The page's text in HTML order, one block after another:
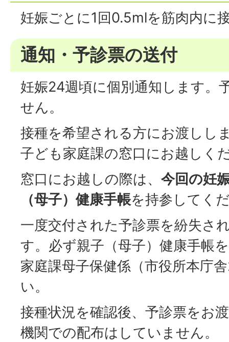
妊娠ごとに1回0.5mlを筋肉内に
通知・予診票の送付
妊娠24週頃に個別通知します。
せん。
接種を希望される方にお渡しし
子ども家庭課の窓口にお越しく
窓口にお越しの際は、 今回の妊
（母子）健康手帳を持参してく
一度交付された予診票を紛失さ
す。必ず親子（母子）健康手帳
家庭課母子保健係（市役所本庁
い。
接種状況を確認後、予診票をお
機関での配布はしていません。